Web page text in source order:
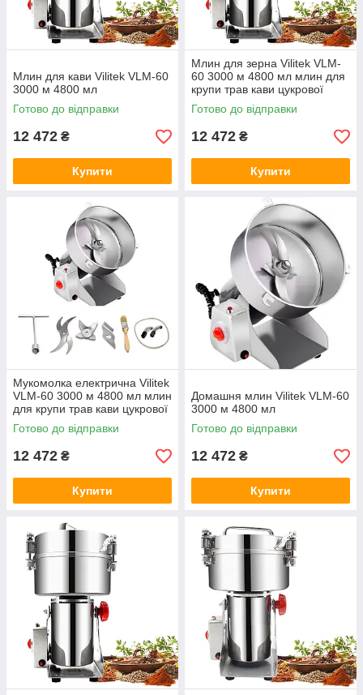
Млин для кави Vilitek VLM-60
3000 м 4800 мл
Готово до відправки
12 472 ₴
Купити
Млин для зерна Vilitek VLM-
60 3000 м 4800 мл млин для
крупи трав кави цукрової
пудри
Готово до відправки
12 472 ₴
Купити
Мукомолка електрична Vilitek
VLM-60 3000 м 4800 мл млин
для крупи трав кави цукрової
пудри
Готово до відправки
12 472 ₴
Купити
Домашня млин Vilitek VLM-60
3000 м 4800 мл
Готово до відправки
12 472 ₴
Купити